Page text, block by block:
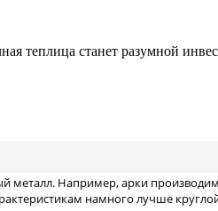
теплица станет разумной
металл. Например, арки
намного лучше